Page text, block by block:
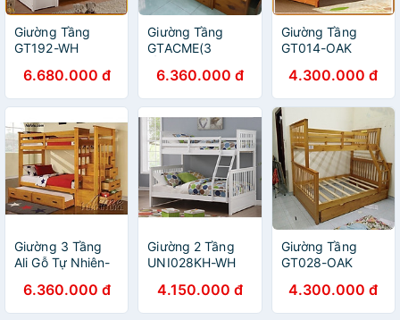
Giường Tầng
GT192-WH
6.680.000 đ
Giường Tầng
GTACME(3
6.360.000 đ
Giường Tầng
GT014-OAK
4.300.000 đ
Giường 3 Tầng
Ali Gỗ Tự Nhiên-
6.360.000 đ
Giường 2 Tầng
UNI028KH-WH
4.150.000 đ
Giường Tầng
GT028-OAK
4.300.000 đ